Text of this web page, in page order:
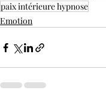
paix intérieure hypnose
Emotion